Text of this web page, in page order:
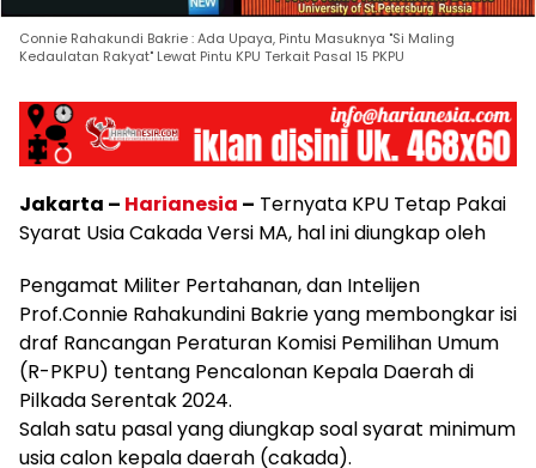
Connie Rahakundi Bakrie : Ada Upaya, Pintu Masuknya "Si Maling
Kedaulatan Rakyat" Lewat Pintu KPU Terkait Pasal 15 PKPU
Jakarta – Harianesia – Ternyata KPU Tetap Pakai
Syarat Usia Cakada Versi MA, hal ini diungkap oleh
Pengamat Militer Pertahanan, dan Intelijen
Prof.Connie Rahakundini Bakrie yang membongkar isi
draf Rancangan Peraturan Komisi Pemilihan Umum
(R-PKPU) tentang Pencalonan Kepala Daerah di
Pilkada Serentak 2024.
Salah satu pasal yang diungkap soal syarat minimum
usia calon kepala daerah (cakada).